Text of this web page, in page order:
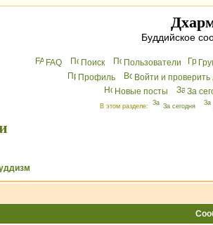
Буддийское
FAQ Поиск Пользователи
Профиль
Войти и
Новые посты
За
В этом разделе: За сегодня